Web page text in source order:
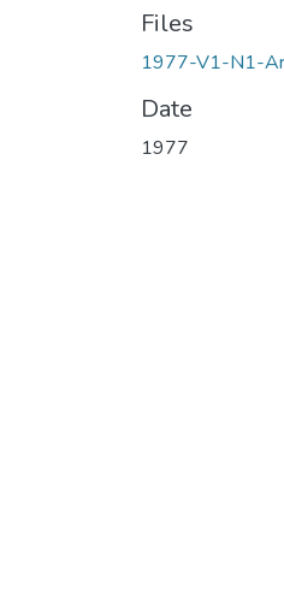
Files
1977-V1-N1-
Date
1977